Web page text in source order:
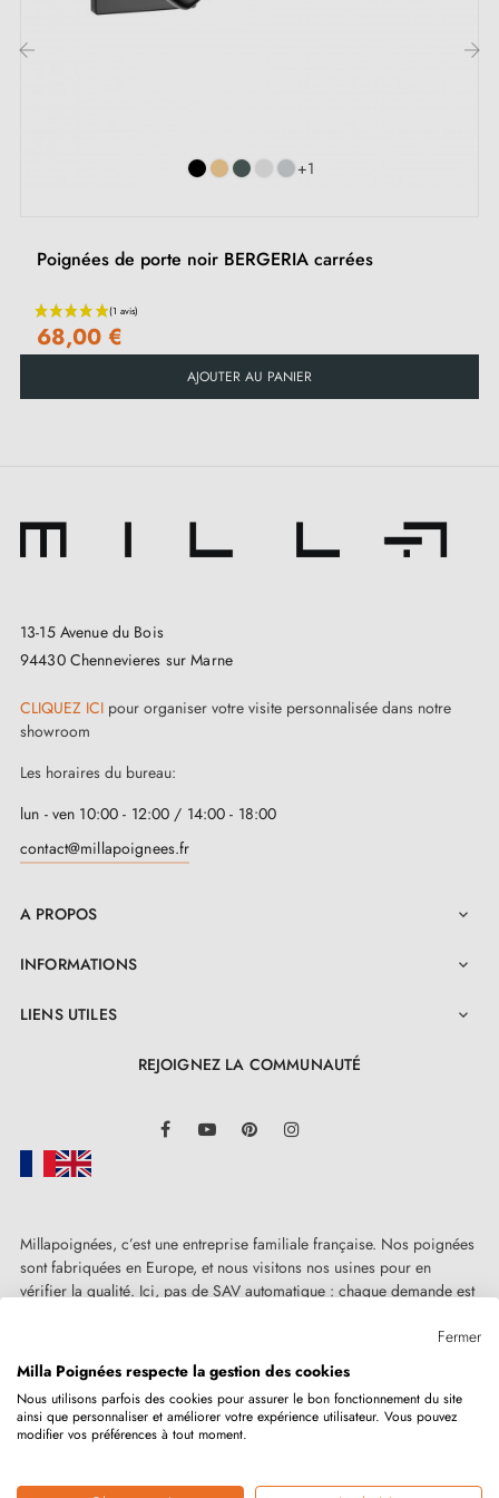
Jeu de vis à bois (sur demande spéciale)
+1
Poignées de porte noir BERGERIA carrées
68,00 €
AJOUTER AU PANIER
13-15 Avenue du Bois
94430 Chennevieres sur Marne
CLIQUEZ ICI pour organiser votre visite personnalisée dans notre
showroom
Les horaires du bureau:
lun - ven 10:00 - 12:00 / 14:00 - 18:00
contact@millapoignees.fr
A PROPOS 
INFORMATIONS 
LIENS UTILES 
REJOIGNEZ LA COMMUNAUTÉ
FacebookYouTube Pinterest
Millapoignées, c’est une entreprise familiale française. Nos poignées
sont fabriquées en Europe, et nous visitons nos usines pour en
vérifier la qualité. Ici, pas de SAV automatique : chaque demande est
Copyright © 2026MILLA POIGNEESTous droits réservés.
Fermer
Milla Poignées respecte la gestion des cookies
Nous utilisons parfois des cookies pour assurer le bon fonctionnement du site
ainsi que personnaliser et améliorer votre expérience utilisateur. Vous pouvez
modifier vos préférences à tout moment.